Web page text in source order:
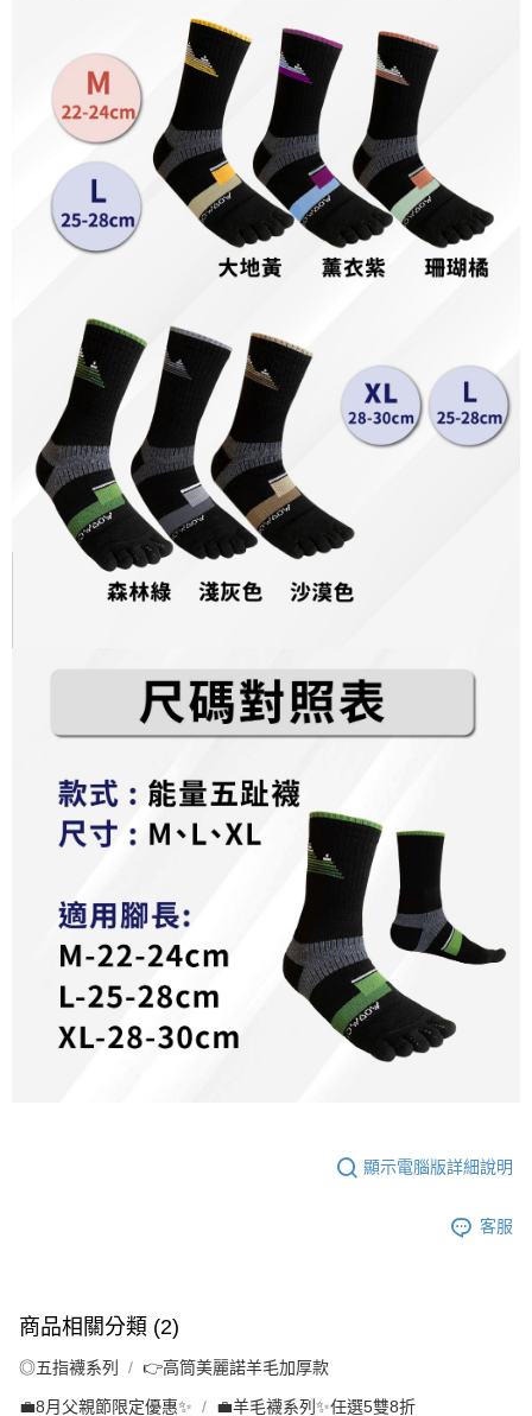
顯示電腦版詳細說明
客服
商品相關分類 (2)
◎五指襪系列 👉️高筒美麗諾羊毛加厚款
💼8月父親節限定優惠✨ 💼羊毛襪系列✨任選5雙8折